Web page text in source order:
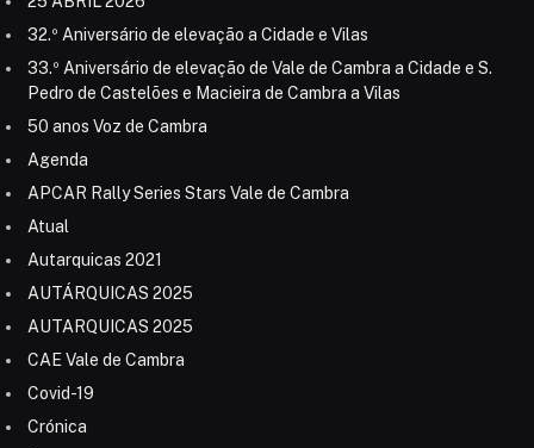
32.º Aniversário de elevação a Cidade e Vilas
33.º Aniversário de elevação de Vale de Cambra a Cidade e S.
Pedro de Castelões e Macieira de Cambra a Vilas
50 anos Voz de Cambra
Agenda
APCAR Rally Series Stars Vale de Cambra
Atual
Autarquicas 2021
AUTÁRQUICAS 2025
AUTARQUICAS 2025
CAE Vale de Cambra
Covid-19
Crónica